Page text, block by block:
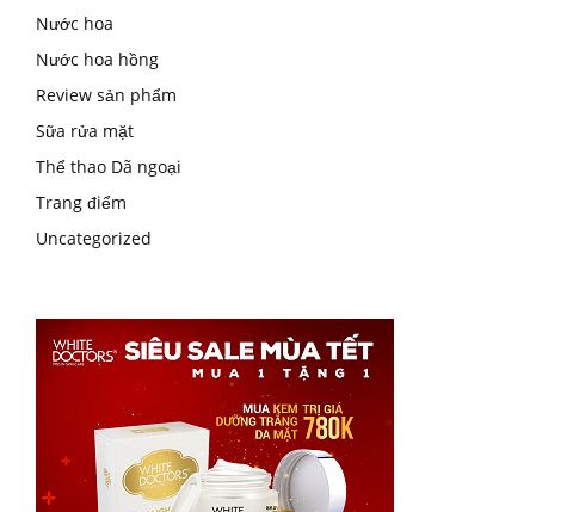
Nước hoa
Nước hoa hồng
Review sản phẩm
Sữa rửa mặt
Thể thao Dã ngoại
Trang điểm
Uncategorized